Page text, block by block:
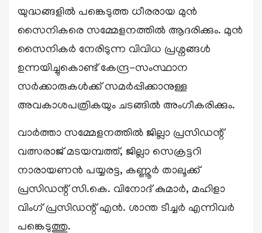
യുദ്ധങ്ങളിൽ പങ്കെടുത്ത ധീരരായ മുൻ
സൈനികരെ സമ്മേളനത്തിൽ ആദരിക്കും. മുൻ
സൈനികർ നേരിടുന്ന വിവിധ പ്രശ്നങ്ങൾ
ഉന്നയിച്ചുകൊണ്ട് കേന്ദ്ര-സംസ്ഥാന
സർക്കാരുകൾക്ക് സമർപ്പിക്കാനുള്ള
അവകാശപത്രികയും ചടങ്ങിൽ അംഗീകരിക്കും.
വാർത്താ സമ്മേളനത്തിൽ ജില്ലാ പ്രസിഡന്റ്
വത്സരാജ് മടയമ്പത്ത്, ജില്ലാ സെക്രട്ടറി
നാരായണൻ പയ്യരട്ട, കണ്ണൂർ താലൂക്ക്
പ്രസിഡന്റ് സി.കെ. വിനോദ് കുമാർ, മഹിളാ
വിംഗ് പ്രസിഡന്റ് എൻ. ശാന്ത ടീച്ചർ എന്നിവർ
പങ്കെടുത്തു.